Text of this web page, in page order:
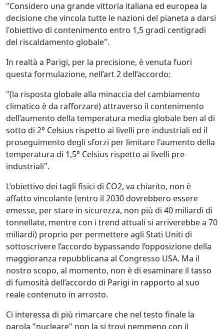
"Considero una grande vittoria italiana ed europea la
decisione che vincola tutte le nazioni del pianeta a darsi
l'obiettivo di contenimento entro 1,5 gradi centigradi
del riscaldamento globale".
In realtà a Parigi, per la precisione, è venuta fuori
questa formulazione, nell’art 2 dell’accordo:
"(la risposta globale alla minaccia del cambiamento
climatico è da rafforzare) attraverso il contenimento
dell’aumento della temperatura media globale ben al di
sotto di 2° Celsius rispetto ai livelli pre-industriali ed il
proseguimento degli sforzi per limitare l'aumento della
temperatura di 1,5° Celsius rispetto ai livelli pre-
industriali".
L’obiettivo dei tagli fisici di CO2, va chiarito, non è
affatto vincolante (entro il 2030 dovrebbero essere
emesse, per stare in sicurezza, non più di 40 miliardi di
tonnellate, mentre con i trend attuali si arriverebbe a 70
miliardi) proprio per permettere agli Stati Uniti di
sottoscrivere l’accordo bypassando l’opposizione della
maggioranza repubblicana al Congresso USA. Ma il
nostro scopo, al momento, non è di esaminare il tasso
di fumosità dell’accordo di Parigi in rapporto al suo
reale contenuto in arrosto.
Ci interessa di più rimarcare che nel testo finale la
parola "nucleare" non la si trovi nemmeno con il